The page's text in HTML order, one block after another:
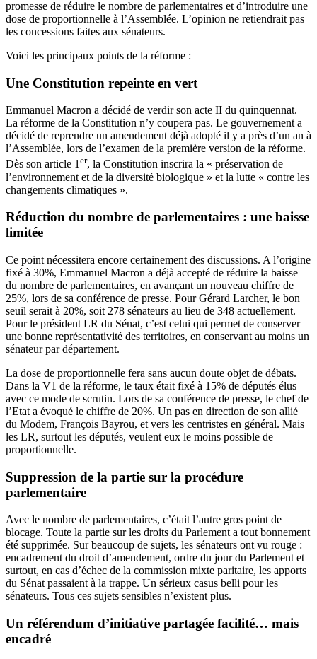
promesse de réduire le nombre de parlementaires et d’introduire une
dose de proportionnelle à l’Assemblée. L’opinion ne retiendrait pas
les concessions faites aux sénateurs.
Voici les principaux points de la réforme :
Une Constitution repeinte en vert
Emmanuel Macron a décidé de verdir son acte II du quinquennat.
La réforme de la Constitution n’y coupera pas. Le gouvernement a
décidé de reprendre un amendement déjà adopté il y a près d’un an à
l’Assemblée, lors de l’examen de la première version de la réforme.
Dès son article 1er, la Constitution inscrira la « préservation de
l’environnement et de la diversité biologique » et la lutte « contre les
changements climatiques ».
Réduction du nombre de parlementaires : une baisse
limitée
Ce point nécessitera encore certainement des discussions. A l’origine
fixé à 30%, Emmanuel Macron a déjà accepté de réduire la baisse
du nombre de parlementaires, en avançant un nouveau chiffre de
25%, lors de sa conférence de presse. Pour Gérard Larcher, le bon
seuil serait à 20%, soit 278 sénateurs au lieu de 348 actuellement.
Pour le président LR du Sénat, c’est celui qui permet de conserver
une bonne représentativité des territoires, en conservant au moins un
sénateur par département.
La dose de proportionnelle fera sans aucun doute objet de débats.
Dans la V1 de la réforme, le taux était fixé à 15% de députés élus
avec ce mode de scrutin. Lors de sa conférence de presse, le chef de
l’Etat a évoqué le chiffre de 20%. Un pas en direction de son allié
du Modem, François Bayrou, et vers les centristes en général. Mais
les LR, surtout les députés, veulent eux le moins possible de
proportionnelle.
Suppression de la partie sur la procédure
parlementaire
Avec le nombre de parlementaires, c’était l’autre gros point de
blocage. Toute la partie sur les droits du Parlement a tout bonnement
été supprimée. Sur beaucoup de sujets, les sénateurs ont vu rouge :
encadrement du droit d’amendement, ordre du jour du Parlement et
surtout, en cas d’échec de la commission mixte paritaire, les apports
du Sénat passaient à la trappe. Un sérieux casus belli pour les
sénateurs. Tous ces sujets sensibles n’existent plus.
Un référendum d’initiative partagée facilité… mais
encadré